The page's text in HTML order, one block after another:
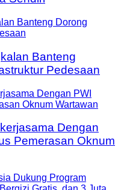
Banteng
Pedesaan
Dengan
Pemerasan Oknum